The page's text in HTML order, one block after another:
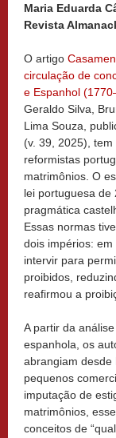
Maria Eduarda
Revista
O artigo
circulação de
e Espanhol
Geraldo Silva,
Lima Souza,
(v. 39, 2025),
reformistas
matrimônios. O
lei portuguesa de
pragmática
Essas normas
dois impérios:
intervir para
proibidos,
reafirmou a
A partir da
espanhola, os
abrangiam desde
pequenos
imputação de
matrimônios,
conceitos de